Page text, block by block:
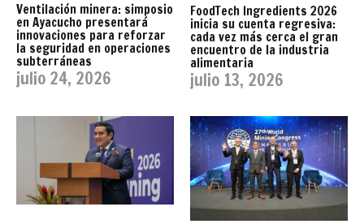
Ventilación minera: simposio
en Ayacucho presentará
innovaciones para reforzar
la seguridad en operaciones
subterráneas
julio 24, 2026
FoodTech Ingredients 2026
inicia su cuenta regresiva:
cada vez más cerca el gran
encuentro de la industria
alimentaria
julio 13, 2026